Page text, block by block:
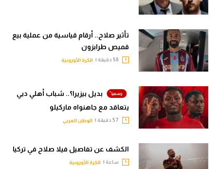
تأثير صلاح.. أرقام قياسية من عملية بيع
قميص طرابزون
الكرة الأوروبية
بديل بيزيرا؟.. شباب أهلي دبي
يتعاقد مع جاهنواه ماركيلو
الوطن العربي
الكشف عن تفاصيل فيلا صلاح في تركيا
ساعة | الكرة الأوروبية